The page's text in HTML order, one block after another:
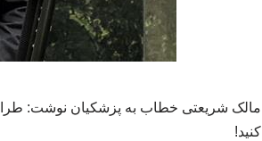
کنید!